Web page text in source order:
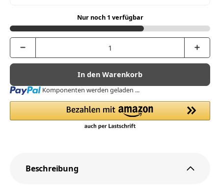
Nur noch 1 verfügbar
In den Warenkorb
Loading... Komponenten werden geladen ...
Beschreibung